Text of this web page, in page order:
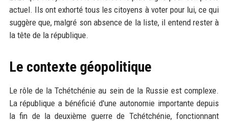
actuel. Ils ont exhorté tous les citoyens à voter pour lui, ce qui
suggère que, malgré son absence de la liste, il entend rester à
la tête de la république.
Le contexte géopolitique
Le rôle de la Tchétchénie au sein de la Russie est complexe.
La république a bénéficié d'une autonomie importante depuis
la fin de la deuxième guerre de Tchétchénie, fonctionnant